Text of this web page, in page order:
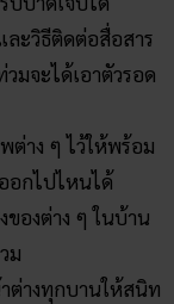
ะวิธีติดต่อสื่อสาร
มจะได้เอาตัวรอด
ต่าง ๆ ไว้ให้พร้อม
อกไปไหนได้
องต่าง ๆ ในบ้าน
ม
ต่างทุกบานให้สนิท